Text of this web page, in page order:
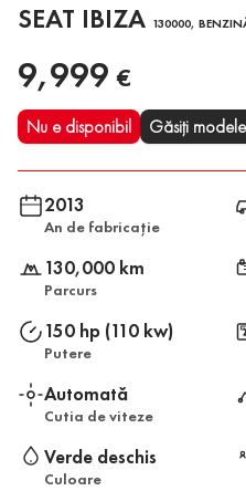
SEAT IBIZA 130000,
9,999 €
Nu e disponibil Găsiți
2013
An de fabricație
130,000 km
Parcurs
150 hp (110 kw)
Putere
Automată
Cutia de viteze
Verde deschis
Culoare